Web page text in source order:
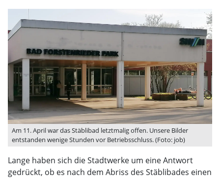
Am 11. April war das Stäblibad letztmalig offen. Unsere Bilder
entstanden wenige Stunden vor Betriebsschluss. (Foto: job)
Lange haben sich die Stadtwerke um eine Antwort
gedrückt, ob es nach dem Abriss des Stäblibades einen